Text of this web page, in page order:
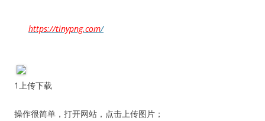
https://tinypng.com/
1上传下载
操作很简单，打开网站，点击上传图片；